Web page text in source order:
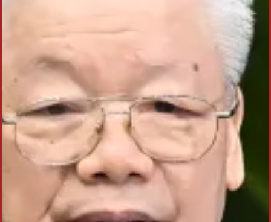
cáo chính trị của đại hội là sự kết tinh trí tuệ, tâm
huyết, trách nhiệm, sự sáng tạo, tầm nhìn, khát
vọng của đảng bộ và định hướng phát triển của địa
phương, cơ quan, đơn vị. Đồng chí nhấn mạnh: “Báo
cáo phải gắn kết nhuần nhuyễn lý luận với thực tiễn,
kết hợp chặt chẽ giữa kế thừa và đổi mới; tập trung
đánh giá khách quan, toàn diện, cụ thể trên tất cả
các lĩnh vực chính trị, kinh tế, văn hóa, xã hội, quốc
phòng, an ninh và đối ngoại, nhất là những hạn chế,
yếu kém và nguyên nhân; đánh giá sự lãnh đạo, chỉ
đạo, việc đổi mới tư duy, tầm nhìn và cách thức tổ
chức thực hiện của cấp ủy, tổ chức đảng” (SĐD,